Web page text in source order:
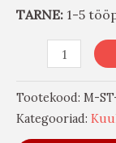
TARNE: 1-5
Tootekood: M-
Kategooriad: